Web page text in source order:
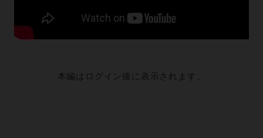
本編はログイン後に表示されます。